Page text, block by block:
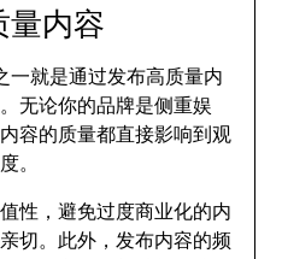
量内容
一就是通过发布高质量内
无论你的品牌是侧重娱
容的质量都直接影响到观
。
性，避免过度商业化的内
切。此外，发布内容的频